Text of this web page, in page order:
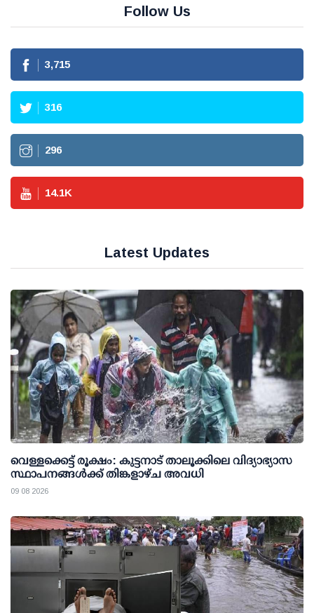
Follow Us
3,715
316
296
14.1K
Latest Updates
വെള്ളക്കെട്ട് രൂക്ഷം: കുട്ടനാട് താലൂക്കിലെ വിദ്യാഭ്യാസ
സ്ഥാപനങ്ങള്‍ക്ക് തിങ്കളാഴ്ച അവധി
09 08 2026